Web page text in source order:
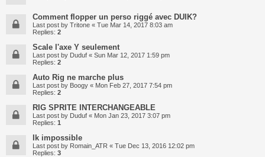
Comment flopper un perso riggé avec DUIK?
Last post by Tritone « Tue Mar 14, 2017 8:03 am
Replies: 2
Scale l'axe Y seulement
Last post by Duduf « Sun Mar 12, 2017 1:59 pm
Replies: 2
Auto Rig ne marche plus
Last post by Boogy « Mon Feb 27, 2017 7:54 pm
Replies: 2
RIG SPRITE INTERCHANGEABLE
Last post by Duduf « Mon Jan 23, 2017 3:07 pm
Replies: 1
Ik impossible
Last post by Romain_ATR « Tue Dec 13, 2016 12:02 pm
Replies: 3